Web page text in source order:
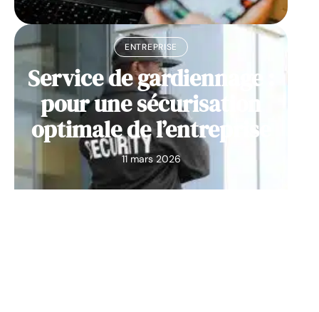
ENTREPRISE
Service de gardiennage :
pour une sécurisation
optimale de l’entreprise
11 mars 2026